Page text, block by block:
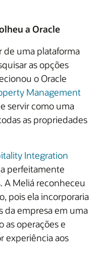
a Oracle
de uma plataforma
as opções
o Oracle
Management
servir como uma
as propriedades
Integration
perfeitamente
A Meliá reconheceu
pois ela incorporaria
da empresa em uma
as operações e
experiência aos